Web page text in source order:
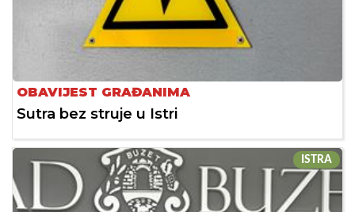
OBAVIJEST GRAĐANIMA
Sutra bez struje u Istri
ISTRA